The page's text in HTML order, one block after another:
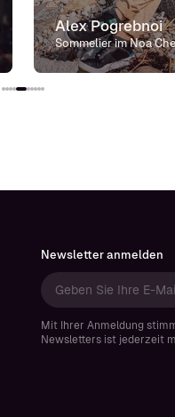
Alex Pogrebnoi
Sommelier im Noa
Newsletter anmelden
Mit Ihrer Anmeldung
Newsletters ist jederzeit